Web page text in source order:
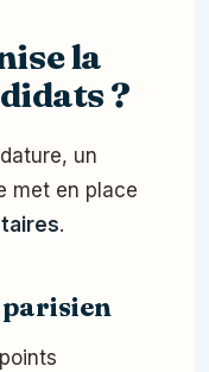
la
?
un
met en place
.